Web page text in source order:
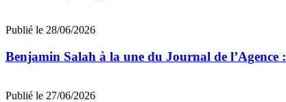
Publié le 28/06/2026
Benjamin Salah à la une du Journal de
Publié le 27/06/2026